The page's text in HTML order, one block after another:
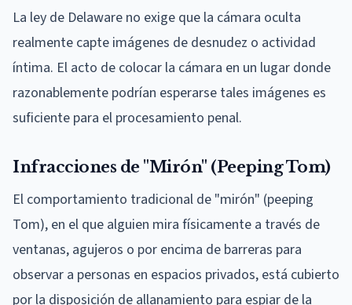
La ley de Delaware no exige que la cámara oculta
realmente capte imágenes de desnudez o actividad
íntima. El acto de colocar la cámara en un lugar donde
razonablemente podrían esperarse tales imágenes es
suficiente para el procesamiento penal.
Infracciones de "Mirón" (Peeping Tom)
El comportamiento tradicional de "mirón" (peeping
Tom), en el que alguien mira físicamente a través de
ventanas, agujeros o por encima de barreras para
observar a personas en espacios privados, está cubierto
por la disposición de allanamiento para espiar de la